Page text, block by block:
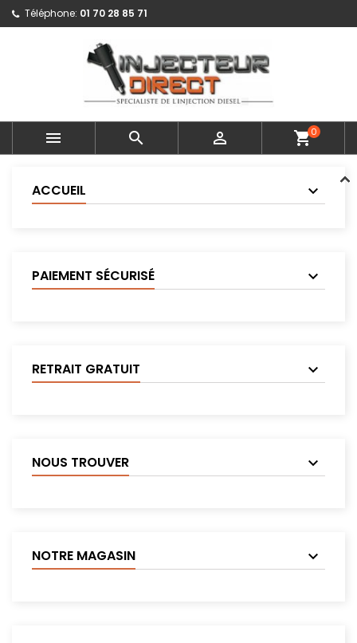
Téléphone: 01 70 28 85 71
   shopping_cart0
ACCUEIL
PAIEMENT SÉCURISÉ
RETRAIT GRATUIT
NOUS TROUVER
NOTRE MAGASIN